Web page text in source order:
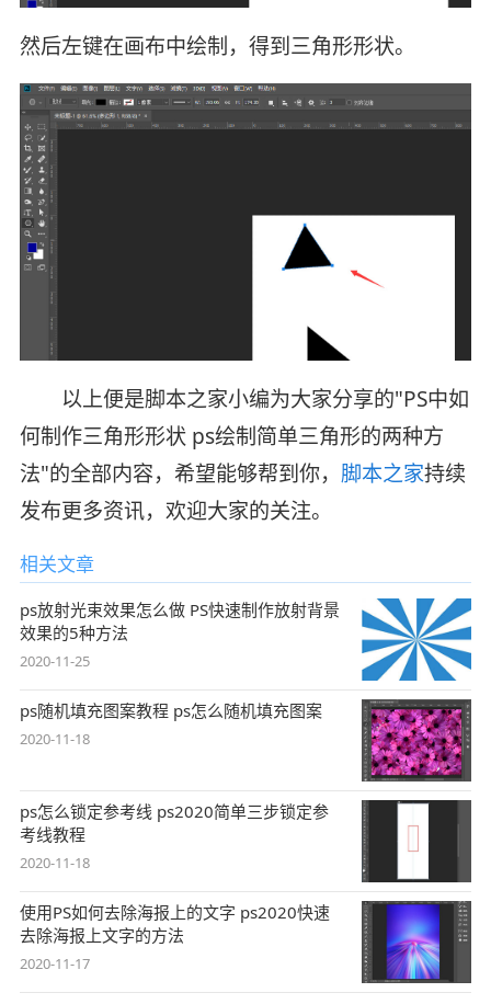
然后左键在画布中绘制，得到三角形形状。
以上便是脚本之家小编为大家分享的"PS中如
何制作三角形形状 ps绘制简单三角形的两种方
法"的全部内容，希望能够帮到你， 脚本之家持续
发布更多资讯，欢迎大家的关注。
相关文章
ps放射光束效果怎么做 PS快速制作放射背景
效果的5种方法
2020-11-25
ps随机填充图案教程 ps怎么随机填充图案
2020-11-18
ps怎么锁定参考线 ps2020简单三步锁定参
考线教程
2020-11-18
使用PS如何去除海报上的文字 ps2020快速
去除海报上文字的方法
2020-11-17